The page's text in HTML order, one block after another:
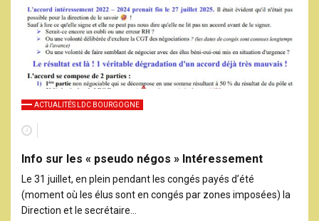
ACTUALITÉS LDC BOURGOGNE
Info sur les « pseudo négos » Intéressement
Le 31 juillet, en plein pendant les congés payés d’été
(moment où les élus sont en congés par zones imposées) la
Direction et le secrétaire…